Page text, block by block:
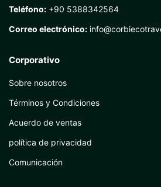
Teléfono: +90 5388342564
Correo electrónico:
Corporativo
Sobre nosotros
Términos y Condiciones
Acuerdo de ventas
política de privacidad
Comunicación